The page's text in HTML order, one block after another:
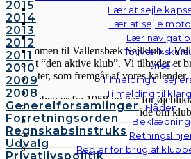
Lær at sejle
Lær at sejle
Lær
Priser
Tilmelding til
Tilmelding til
Flåden
Beklædning
Regler for brug af
2015
2014
2013
2012
2011
2010
2009
2008
Generelforsamlinger
Forretningsorden
Regnskabsinstruks
Udvalg
Privatlivspolitik
VSK
Velkommen til Vallensbæk Sejlklub. I
mottoet “den aktive klub”. Vi tilbyder et
aktiviteter, som fremgår af vores kalender.
Sejlklubben er fra 1958 og har for
hjemmesiden her kan du få en idé om
aktiviteter.